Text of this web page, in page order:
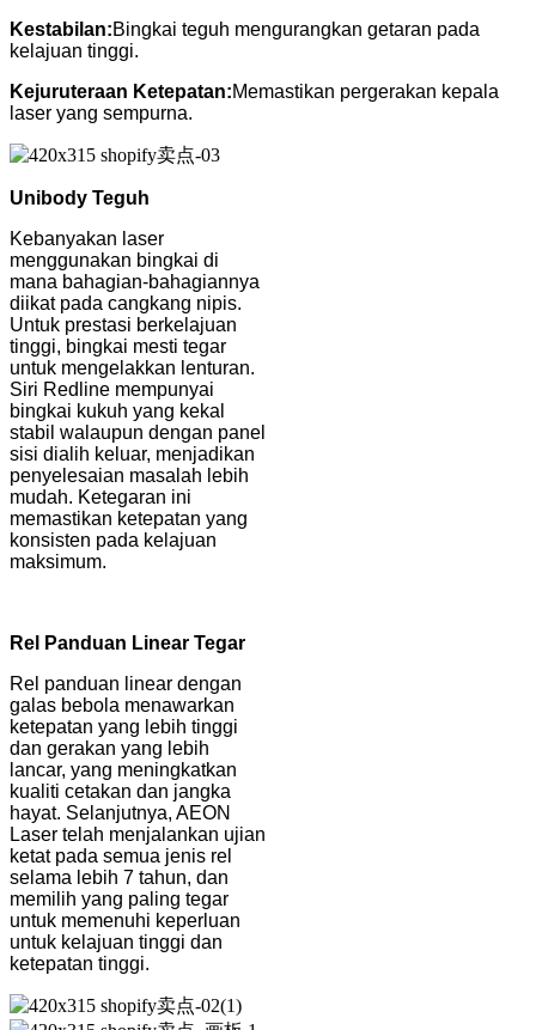
Kestabilan:Bingkai teguh mengurangkan getaran pada
kelajuan tinggi.
Kejuruteraan Ketepatan:Memastikan pergerakan kepala
laser yang sempurna.
Unibody Teguh
Kebanyakan laser
menggunakan bingkai di
mana bahagian-bahagiannya
diikat pada cangkang nipis.
Untuk prestasi berkelajuan
tinggi, bingkai mesti tegar
untuk mengelakkan lenturan.
Siri Redline mempunyai
bingkai kukuh yang kekal
stabil walaupun dengan panel
sisi dialih keluar, menjadikan
penyelesaian masalah lebih
mudah. Ketegaran ini
memastikan ketepatan yang
konsisten pada kelajuan
maksimum.
Rel Panduan Linear Tegar
Rel panduan linear dengan
galas bebola menawarkan
ketepatan yang lebih tinggi
dan gerakan yang lebih
lancar, yang meningkatkan
kualiti cetakan dan jangka
hayat. Selanjutnya, AEON
Laser telah menjalankan ujian
ketat pada semua jenis rel
selama lebih 7 tahun, dan
memilih yang paling tegar
untuk memenuhi keperluan
untuk kelajuan tinggi dan
ketepatan tinggi.